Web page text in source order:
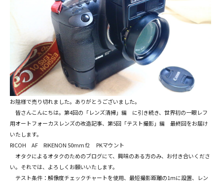
お陰様で売り切れました。ありがとうございました。
皆さんこんにちは。第4回の「レンズ清掃」編 に引き続き、世界初の一眼レフ
用オートフォーカスレンズの改造記事、第5回「テスト撮影」編 最終回をお届け
いたします。
RICOH AF RIKENON 50mm f2 PKマウント
オタクによるオタクのためのブログにて、興味のある方のみ、お付き合いくださ
い。それでは、よろしくお願いいたします。
テスト条件：解像度チェックチャートを使用、最短撮影距離の1ｍに設置、レン